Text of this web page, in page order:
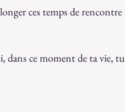
ces temps de
ce moment de ta vie,